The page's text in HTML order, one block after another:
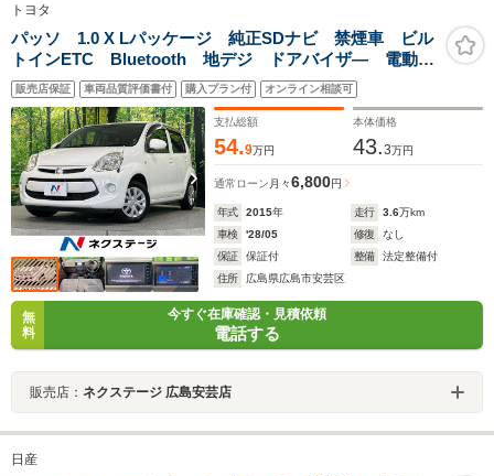
トヨタ
パッソ 1.0 X Lパッケージ 純正SDナビ 禁煙車 ビル
トインETC Bluetooth 地デジ ドアバイザ― 電動格
納ミラー スマートキ― 純正ホイール アイドリング
ストップ ヘッドライトレベライザー
販売店保証 車両品質評価書付 購入プラン付 オンライン相談可
支払総額
54.9万円
本体価格
43.3万円
通常ローン 月々6,800円
年式 2015年 走行 3.6万km
車検
'28/05 修復
なし
保証
保証付 整備
法定整備付
住所
広島県広島市安芸区
無
料
今すぐ在庫確認・見積依頼
電話する
販売店： ネクステージ 広島安芸店
日産